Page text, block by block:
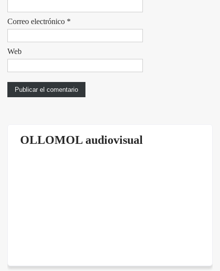
Correo electrónico *
Web
OLLOMOL audiovisual